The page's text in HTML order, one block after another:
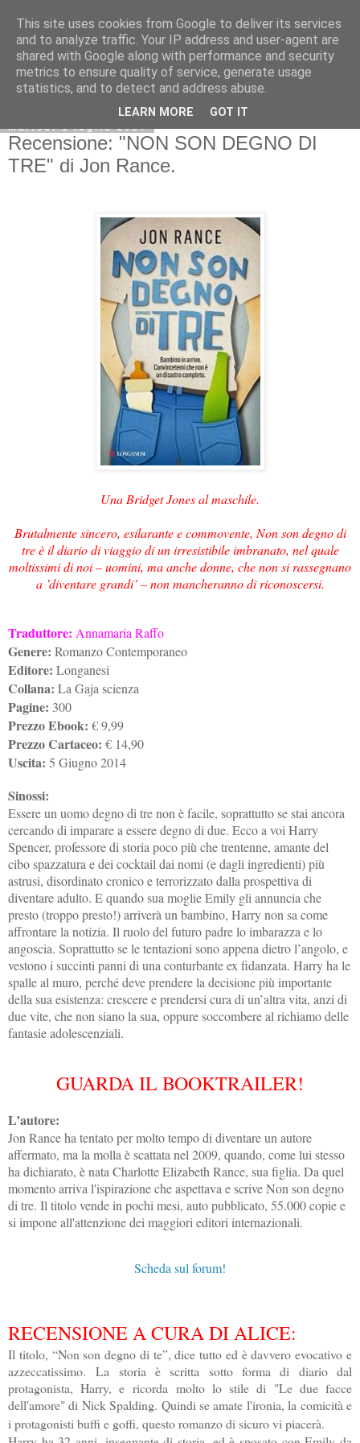
martedì 1 luglio 2014
Recensione: "NON SON DEGNO DI
TRE" di Jon Rance.
Una Bridget Jones al maschile.
Brutalmente sincero, esilarante e commovente, Non son degno di
tre è il diario di viaggio di un irresistibile imbranato, nel quale
moltissimi di noi – uomini, ma anche donne, che non si rassegnano
a ’diventare grandi’ – non mancheranno di riconoscersi.
Traduttore: Annamaria Raffo
Genere: Romanzo Contemporaneo
Editore: Longanesi
Collana: La Gaja scienza
Pagine: 300
Prezzo Ebook: € 9,99
Prezzo Cartaceo: € 14,90
Uscita: 5 Giugno 2014
Sinossi:
Essere un uomo degno di tre non è facile, soprattutto se stai ancora
cercando di imparare a essere degno di due. Ecco a voi Harry
Spencer, professore di storia poco più che trentenne, amante del
cibo spazzatura e dei cocktail dai nomi (e dagli ingredienti) più
astrusi, disordinato cronico e terrorizzato dalla prospettiva di
diventare adulto. E quando sua moglie Emily gli annuncia che
presto (troppo presto!) arriverà un bambino, Harry non sa come
affrontare la notizia. Il ruolo del futuro padre lo imbarazza e lo
angoscia. Soprattutto se le tentazioni sono appena dietro l’angolo, e
vestono i succinti panni di una conturbante ex fidanzata. Harry ha le
spalle al muro, perché deve prendere la decisione più importante
della sua esistenza: crescere e prendersi cura di un’altra vita, anzi di
due vite, che non siano la sua, oppure soccombere al richiamo delle
fantasie adolescenziali.
GUARDA IL BOOKTRAILER!
L’autore:
Jon Rance ha tentato per molto tempo di diventare un autore
affermato, ma la molla è scattata nel 2009, quando, come lui stesso
ha dichiarato, è nata Charlotte Elizabeth Rance, sua figlia. Da quel
momento arriva l'ispirazione che aspettava e scrive Non son degno
di tre. Il titolo vende in pochi mesi, auto pubblicato, 55.000 copie e
si impone all'attenzione dei maggiori editori internazionali.
Scheda sul forum!
RECENSIONE A CURA DI ALICE:
Il titolo, “Non son degno di te”, dice tutto ed è davvero evocativo e
azzeccatissimo. La storia è scritta sotto forma di diario dal
protagonista, Harry, e ricorda molto lo stile di "Le due facce
dell'amore" di Nick Spalding. Quindi se amate l'ironia, la comicità e
i protagonisti buffi e goffi, questo romanzo di sicuro vi piacerà.
This site uses cookies from Google to deliver its services
and to analyze traffic. Your IP address and user-agent are
shared with Google along with performance and security
metrics to ensure quality of service, generate usage
statistics, and to detect and address abuse.
LEARN MORE GOT IT